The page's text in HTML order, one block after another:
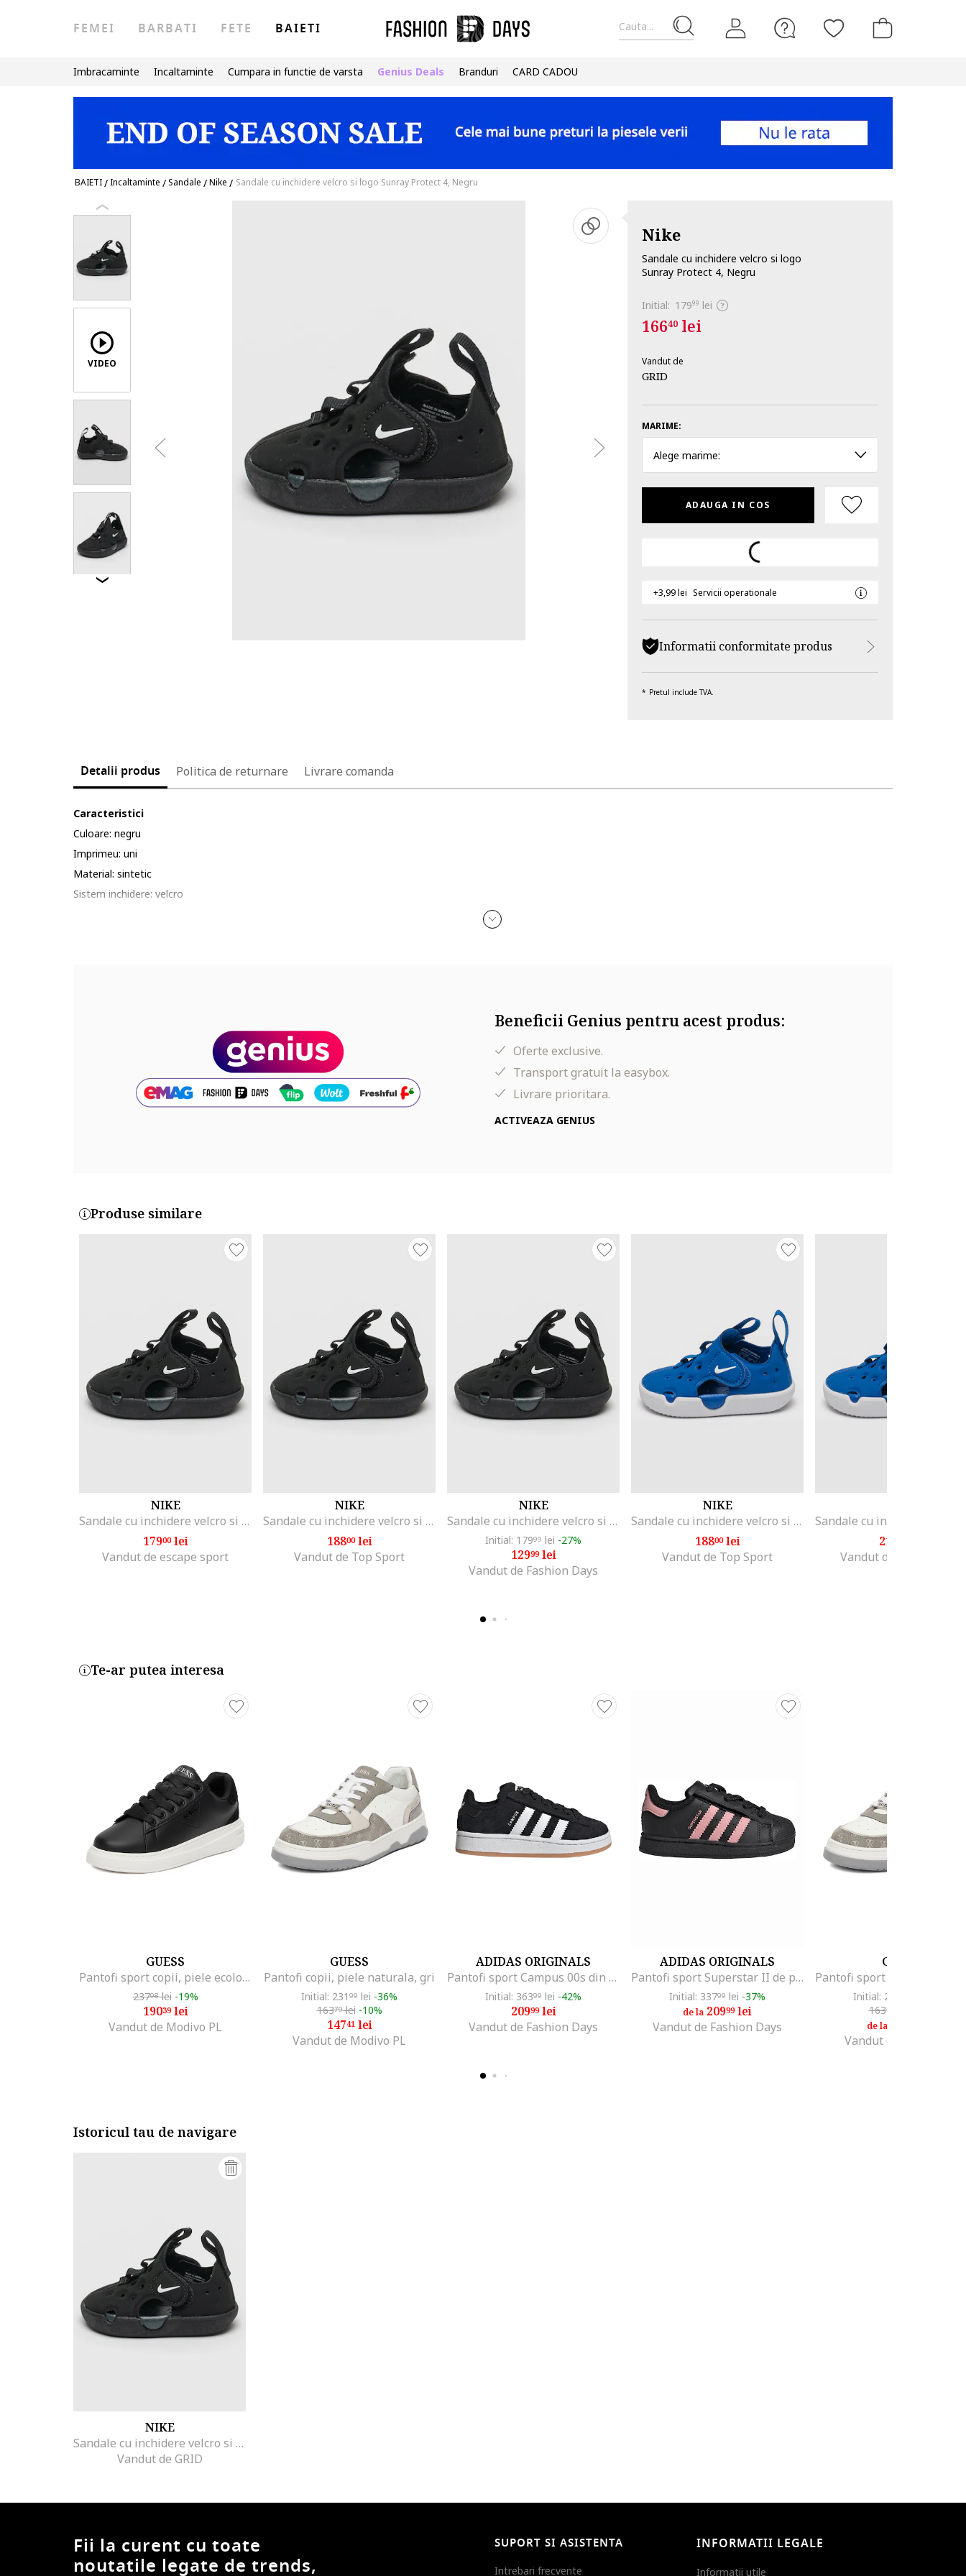
Cauta...
FEMEI BARBATI FETE BAIETI
Imbracaminte Incaltaminte Cumpara in functie de varsta Genius Deals Branduri CARD CADOU
BAIETI/Incaltaminte /Sandale /Nike / Sandale cu inchidere velcro si logo Sunray Protect 4, Negru
VIDEO
Nike
Sandale cu inchidere velcro si logo
Sunray Protect 4, Negru
Initial: 17999 lei
16640lei
Vandut de
GRID
MARIME:
Alege marime:
ADAUGA IN COS
+3,99 lei Servicii operationale
Informatii conformitate produs
Pretul include TVA.
Detalii produs Politica de returnare Livrare comanda
Caracteristici
Culoare: negru
Imprimeu: uni
Material: sintetic
Sistem inchidere: velcro
HF6278-001_221593
Beneficii Genius pentru acest produs:
Oferte exclusive.
Transport gratuit la easybox.
Livrare prioritara.
ACTIVEAZA GENIUS
Produse similare
NIKE
Sandale cu inchidere velcro si logo Sunray Protect 4, Negru
17900lei
Vandut de escape sport
NIKE
Sandale cu inchidere velcro si logo Sunray Protect 4, Negru
18800lei
Vandut de Top Sport
NIKE
Sandale cu inchidere velcro si logo Sunray Protect 4, Negru
Initial: 17999 lei -27%
12999lei
Vandut de Fashion Days
NIKE
Sandale cu inchidere velcro si logo Sunray Protect 4, Albastru royal
18800lei
Vandut de Top Sport
210
Vandut de STEPSPORT
Te-ar putea interesa
GUESS
Pantofi sport copii, piele ecologica, negru, cu fermoar
23798lei -19%
19039lei
Vandut de Modivo PL
GUESS
Pantofi copii, piele naturala, gri
Initial: 231 99 lei -36%
16379lei -10%
14741lei
Vandut de Modivo PL
ADIDAS ORIGINALS
Pantofi sport Campus 00s din piele intoarsa, Alb/Negru
Initial: 36399 lei -42%
20999lei
Vandut de Fashion Days
ADIDAS ORIGINALS
Pantofi sport Superstar II de piele, Negru/Roz pastel
Initial: 33799 lei -37%
de la 20999lei
Vandut de Fashion Days
GUESS
Initial: 231
16379
de la
Vandut de Modivo PL
Istoricul tau de navigare
NIKE
Sandale cu inchidere velcro si logo Sunray Protect 4, Negru
Vandut de GRID
Fii la curent cu toate
noutatile legate de trends,
SUPORT SI ASISTENTA
Intrebari frecvente
INFORMATII LEGALE
Informatii utile